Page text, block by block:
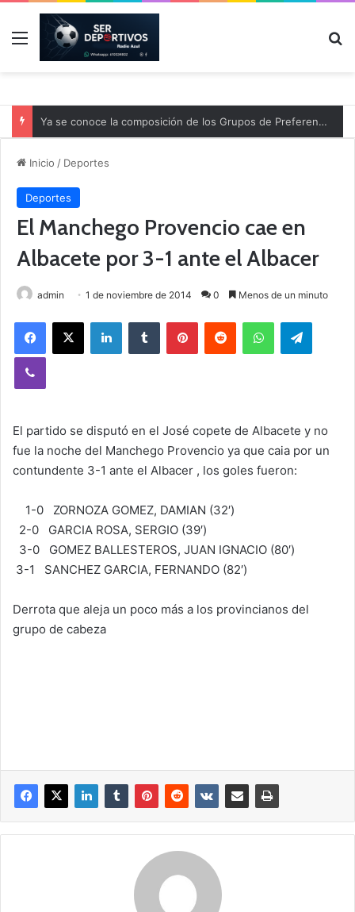
Menú
Ya se conoce la composición de los Grupos de Preferente y el calendario
Inicio / Deportes
Deportes
El Manchego Provencio cae en
Albacete por 3-1 ante el Albacer
admin 1 de noviembre de 2014 0 Menos de un minuto
El partido se disputó en el José copete de Albacete y no
fue la noche del Manchego Provencio ya que caia por un
contundente 3-1 ante el Albacer , los goles fueron:
1-0 ZORNOZA GOMEZ, DAMIAN (32′)
2-0 GARCIA ROSA, SERGIO (39′)
3-0 GOMEZ BALLESTEROS, JUAN IGNACIO (80′)
3-1 SANCHEZ GARCIA, FERNANDO (82′)
Derrota que aleja un poco más a los provincianos del
grupo de cabeza